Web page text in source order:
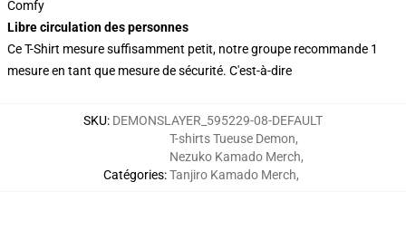
Comfy
Libre circulation des personnes
Ce T-Shirt mesure suffisamment petit, notre groupe recommande 1
mesure en tant que mesure de sécurité. C'est-à-dire
SKU: DEMONSLAYER_595229-08-DEFAULT
Catégories:
T-shirts Tueuse Demon,
Nezuko Kamado Merch,
Tanjiro Kamado Merch,